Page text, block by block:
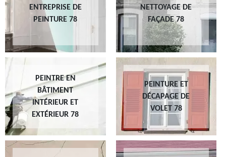
ENTREPRISE DE
PEINTURE 78
NETTOYAGE DE
FAÇADE 78
PEINTRE EN
BÂTIMENT
INTÉRIEUR ET
EXTÉRIEUR 78
PEINTURE ET
DÉCAPAGE DE
VOLET 78